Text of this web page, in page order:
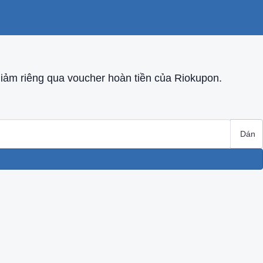
riêng qua voucher hoàn tiền của Riokupon.
Dán